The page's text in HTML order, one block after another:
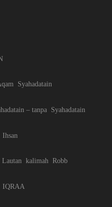
Syahadatain
– tanpa Syahadatain
kalimah Robb
IQRAA